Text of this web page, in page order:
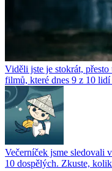
Viděli jste je stokrát, přesto
filmů, které dnes 9 z 10 lidí
Večerníček jsme sledovali
10 dospělých. Zkuste,